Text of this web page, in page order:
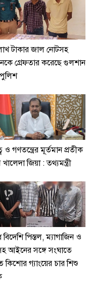
টাকার জাল নোটসহ
গ্রেফতার করেছে গুলশান
পুলিশ
ও গণতন্ত্রের মূর্তমান প্রতীক
জিয়া : তথ্যমন্ত্রী
পিস্তল, ম্যাগাজিন ও
আইনের সঙ্গে সংঘাতে
কিশোর গ্যাংয়ের চার শিশু